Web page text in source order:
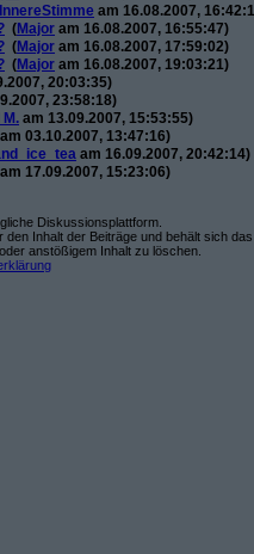
InnereStimme am 16.08.2007,
(Major am 16.08.2007, 16:55:47)
(Major am 16.08.2007, 17:59:02)
(Major am 16.08.2007, 19:03:21)
20:03:35)
23:58:18)
am 13.09.2007, 15:53:55)
am 03.10.2007, 13:47:16)
am 16.09.2007, 20:42:14)
am 17.09.2007, 15:23:06)
Diskussionsplattform.
Inhalt der Beiträge und behält sich das
anstößigem Inhalt zu löschen.